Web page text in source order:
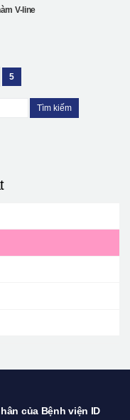
V-line
5
Tìm kiếm
của Bệnh viện ID